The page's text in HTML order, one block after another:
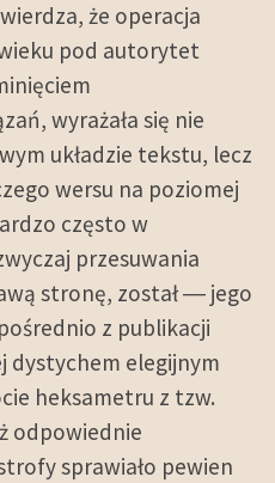
że operacja
wieku pod autorytet
wyrażała się nie
układzie tekstu, lecz
wersu na poziomej
często w
przesuwania
stronę, został ― jego
z publikacji
dystychem elegijnym
heksametru z tzw.
odpowiednie
sprawiało pewien